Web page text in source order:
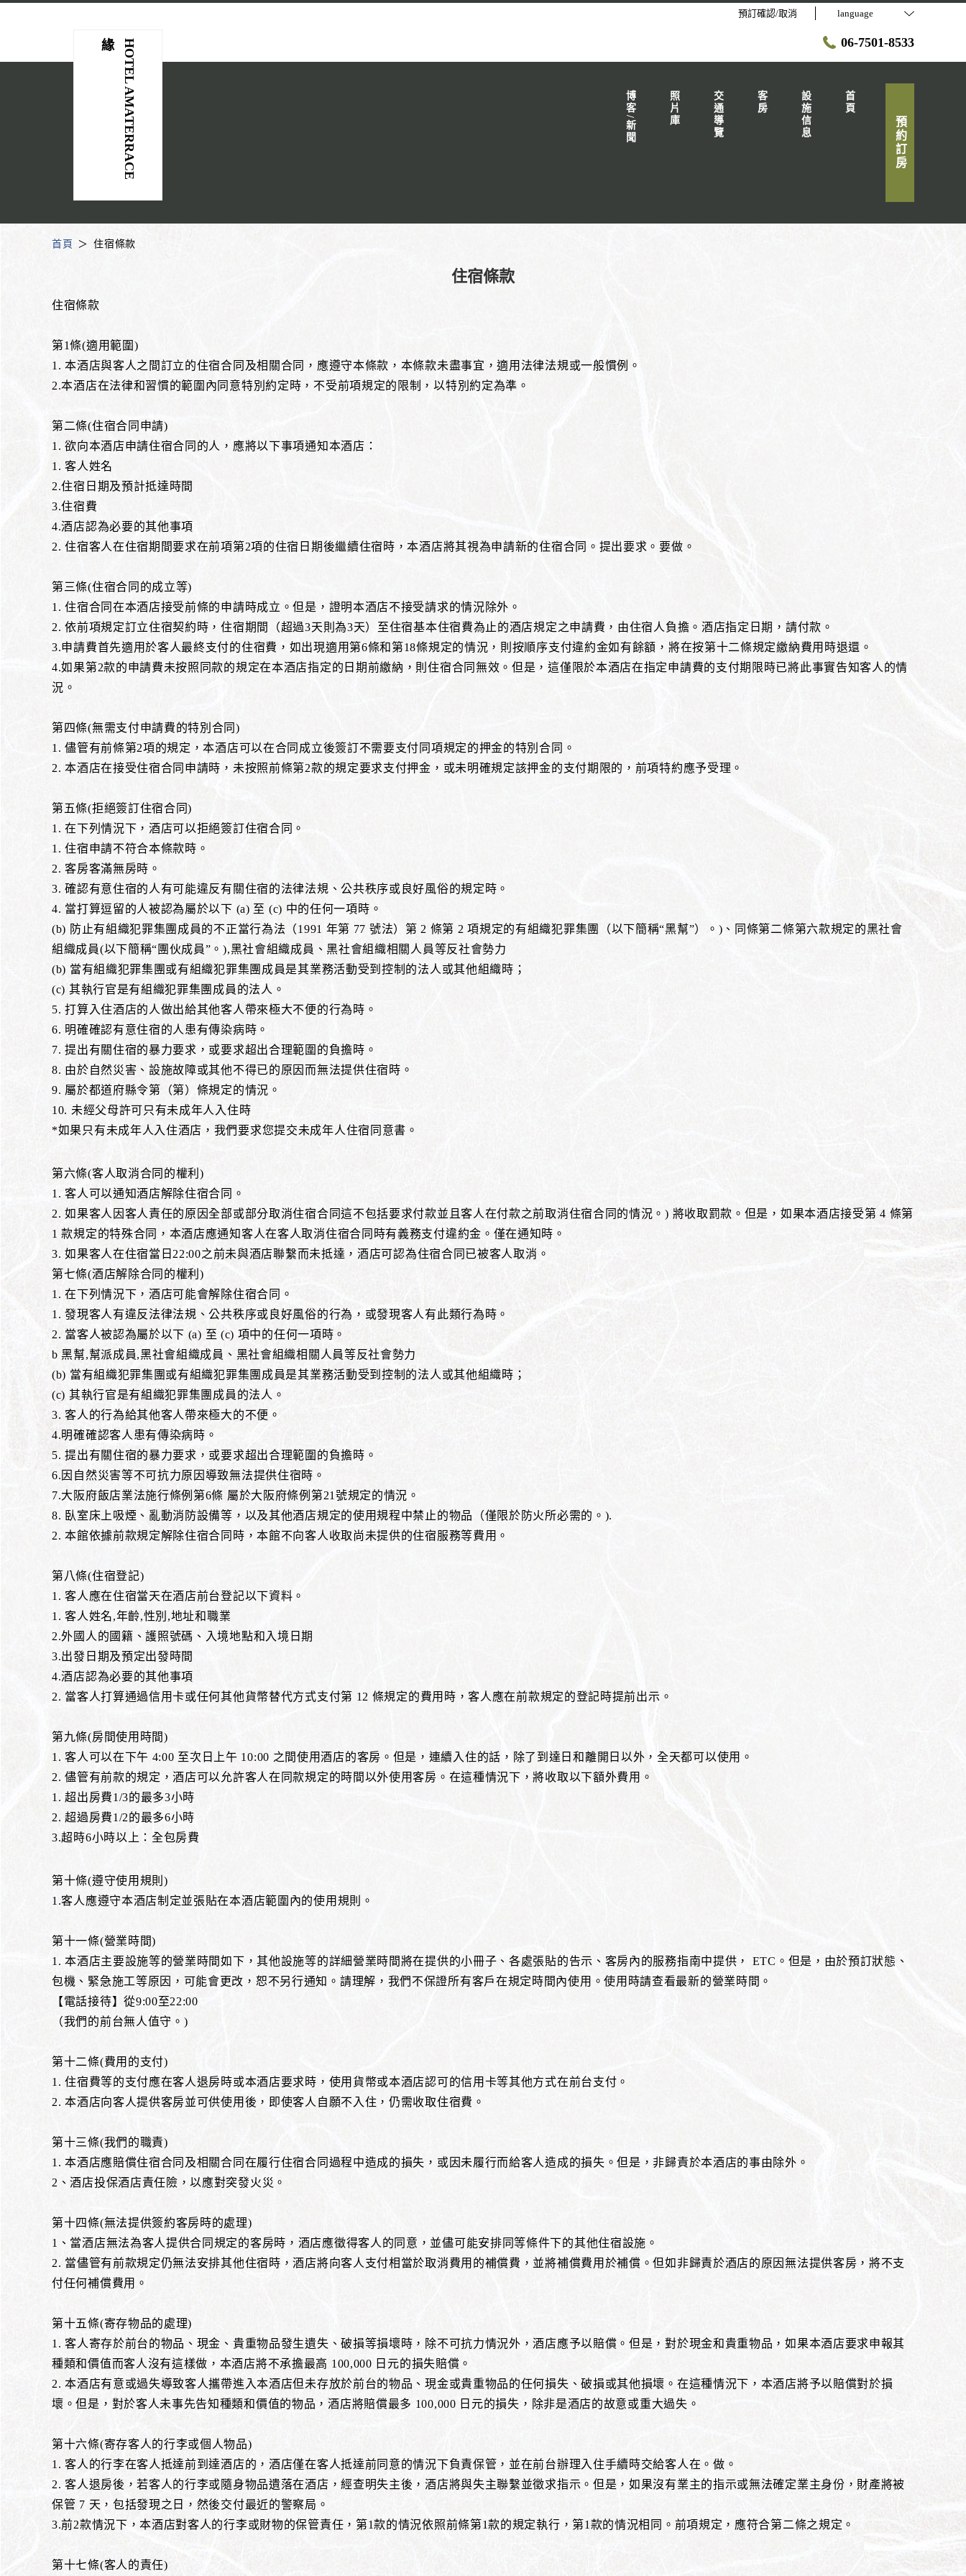
預訂確認/取消 language
H
O
T
E
L
A
M
A
T
E
R
R
A
C
E
緣 06-7501-8533
首頁
設施信息
客房
交通導覽
照片庫
博客/新聞 預約訂房
首頁 住宿條款
住宿條款
住宿條款
第1條(適用範圍)
1. 本酒店與客人之間訂立的住宿合同及相關合同，應遵守本條款，本條款未盡事宜，適用法律法規或一般慣例。
2.本酒店在法律和習慣的範圍內同意特別約定時，不受前項規定的限制，以特別約定為準。
第二條(住宿合同申請)
1. 欲向本酒店申請住宿合同的人，應將以下事項通知本酒店：
1. 客人姓名
2.住宿日期及預計抵達時間
3.住宿費
4.酒店認為必要的其他事項
2. 住宿客人在住宿期間要求在前項第2項的住宿日期後繼續住宿時，本酒店將其視為申請新的住宿合同。提出要求。要做。
第三條(住宿合同的成立等)
1. 住宿合同在本酒店接受前條的申請時成立。但是，證明本酒店不接受請求的情況除外。
2. 依前項規定訂立住宿契約時，住宿期間（超過3天則為3天）至住宿基本住宿費為止的酒店規定之申請費，由住宿人負擔。酒店指定日期，請付款。
3.申請費首先適用於客人最終支付的住宿費，如出現適用第6條和第18條規定的情況，則按順序支付違約金如有餘額，將在按第十二條規定繳納費用時退還。
4.如果第2款的申請費未按照同款的規定在本酒店指定的日期前繳納，則住宿合同無效。但是，這僅限於本酒店在指定申請費的支付期限時已將此事實告知客人的情
況。
第四條(無需支付申請費的特別合同)
1. 儘管有前條第2項的規定，本酒店可以在合同成立後簽訂不需要支付同項規定的押金的特別合同。
2. 本酒店在接受住宿合同申請時，未按照前條第2款的規定要求支付押金，或未明確規定該押金的支付期限的，前項特約應予受理。
第五條(拒絕簽訂住宿合同)
1. 在下列情況下，酒店可以拒絕簽訂住宿合同。
1. 住宿申請不符合本條款時。
2. 客房客滿無房時。
3. 確認有意住宿的人有可能違反有關住宿的法律法規、公共秩序或良好風俗的規定時。
4. 當打算逗留的人被認為屬於以下 (a) 至 (c) 中的任何一項時。
(b) 防止有組織犯罪集團成員的不正當行為法（1991 年第 77 號法）第 2 條第 2 項規定的有組織犯罪集團（以下簡稱“黑幫”）。)、同條第二條第六款規定的黑社會
組織成員(以下簡稱“團伙成員”。),黑社會組織成員、黑社會組織相關人員等反社會勢力
(b) 當有組織犯罪集團或有組織犯罪集團成員是其業務活動受到控制的法人或其他組織時；
(c) 其執行官是有組織犯罪集團成員的法人。
5. 打算入住酒店的人做出給其他客人帶來極大不便的行為時。
6. 明確確認有意住宿的人患有傳染病時。
7. 提出有關住宿的暴力要求，或要求超出合理範圍的負擔時。
8. 由於自然災害、設施故障或其他不得已的原因而無法提供住宿時。
9. 屬於都道府縣令第（第）條規定的情況。
10. 未經父母許可只有未成年人入住時
*如果只有未成年人入住酒店，我們要求您提交未成年人住宿同意書。
第六條(客人取消合同的權利)
1. 客人可以通知酒店解除住宿合同。
2. 如果客人因客人責任的原因全部或部分取消住宿合同這不包括要求付款並且客人在付款之前取消住宿合同的情況。) 將收取罰款。但是，如果本酒店接受第 4 條第
1 款規定的特殊合同，本酒店應通知客人在客人取消住宿合同時有義務支付違約金。僅在通知時。
3. 如果客人在住宿當日22:00之前未與酒店聯繫而未抵達，酒店可認為住宿合同已被客人取消。
第七條(酒店解除合同的權利)
1. 在下列情況下，酒店可能會解除住宿合同。
1. 發現客人有違反法律法規、公共秩序或良好風俗的行為，或發現客人有此類行為時。
2. 當客人被認為屬於以下 (a) 至 (c) 項中的任何一項時。
b 黑幫,幫派成員,黑社會組織成員、黑社會組織相關人員等反社會勢力
(b) 當有組織犯罪集團或有組織犯罪集團成員是其業務活動受到控制的法人或其他組織時；
(c) 其執行官是有組織犯罪集團成員的法人。
3. 客人的行為給其他客人帶來極大的不便。
4.明確確認客人患有傳染病時。
5. 提出有關住宿的暴力要求，或要求超出合理範圍的負擔時。
6.因自然災害等不可抗力原因導致無法提供住宿時。
7.大阪府飯店業法施行條例第6條 屬於大阪府條例第21號規定的情況。
8. 臥室床上吸煙、亂動消防設備等，以及其他酒店規定的使用規程中禁止的物品（僅限於防火所必需的。).
2. 本館依據前款規定解除住宿合同時，本館不向客人收取尚未提供的住宿服務等費用。
第八條(住宿登記)
1. 客人應在住宿當天在酒店前台登記以下資料。
1. 客人姓名,年齡,性別,地址和職業
2.外國人的國籍、護照號碼、入境地點和入境日期
3.出發日期及預定出發時間
4.酒店認為必要的其他事項
2. 當客人打算通過信用卡或任何其他貨幣替代方式支付第 12 條規定的費用時，客人應在前款規定的登記時提前出示。
第九條(房間使用時間)
1. 客人可以在下午 4:00 至次日上午 10:00 之間使用酒店的客房。但是，連續入住的話，除了到達日和離開日以外，全天都可以使用。
2. 儘管有前款的規定，酒店可以允許客人在同款規定的時間以外使用客房。在這種情況下，將收取以下額外費用。
1. 超出房費1/3的最多3小時
2. 超過房費1/2的最多6小時
3.超時6小時以上：全包房費
第十條(遵守使用規則)
1.客人應遵守本酒店制定並張貼在本酒店範圍內的使用規則。
第十一條(營業時間)
1. 本酒店主要設施等的營業時間如下，其他設施等的詳細營業時間將在提供的小冊子、各處張貼的告示、客房內的服務指南中提供， ETC。但是，由於預訂狀態、
包機、緊急施工等原因，可能會更改，恕不另行通知。請理解，我們不保證所有客戶在規定時間內使用。使用時請查看最新的營業時間。
【電話接待】從9:00至22:00
（我們的前台無人值守。)
第十二條(費用的支付)
1. 住宿費等的支付應在客人退房時或本酒店要求時，使用貨幣或本酒店認可的信用卡等其他方式在前台支付。
2. 本酒店向客人提供客房並可供使用後，即使客人自願不入住，仍需收取住宿費。
第十三條(我們的職責)
1. 本酒店應賠償住宿合同及相關合同在履行住宿合同過程中造成的損失，或因未履行而給客人造成的損失。但是，非歸責於本酒店的事由除外。
2、酒店投保酒店責任險，以應對突發火災。
第十四條(無法提供簽約客房時的處理)
1、當酒店無法為客人提供合同規定的客房時，酒店應徵得客人的同意，並儘可能安排同等條件下的其他住宿設施。
2. 當儘管有前款規定仍無法安排其他住宿時，酒店將向客人支付相當於取消費用的補償費，並將補償費用於補償。但如非歸責於酒店的原因無法提供客房，將不支
付任何補償費用。
第十五條(寄存物品的處理)
1. 客人寄存於前台的物品、現金、貴重物品發生遺失、破損等損壞時，除不可抗力情況外，酒店應予以賠償。但是，對於現金和貴重物品，如果本酒店要求申報其
種類和價值而客人沒有這樣做，本酒店將不承擔最高 100,000 日元的損失賠償。
2. 本酒店有意或過失導致客人攜帶進入本酒店但未存放於前台的物品、現金或貴重物品的任何損失、破損或其他損壞。在這種情況下，本酒店將予以賠償對於損
壞。但是，對於客人未事先告知種類和價值的物品，酒店將賠償最多 100,000 日元的損失，除非是酒店的故意或重大過失。
第十六條(寄存客人的行李或個人物品)
1. 客人的行李在客人抵達前到達酒店的，酒店僅在客人抵達前同意的情況下負責保管，並在前台辦理入住手續時交給客人在。做。
2. 客人退房後，若客人的行李或隨身物品遺落在酒店，經查明失主後，酒店將與失主聯繫並徵求指示。但是，如果沒有業主的指示或無法確定業主身份，財產將被
保管 7 天，包括發現之日，然後交付最近的警察局。
3.前2款情況下，本酒店對客人的行李或財物的保管責任，第1款的情況依照前條第1款的規定執行，第1款的情況相同。前項規定，應符合第二條之規定。
第十七條(客人的責任)